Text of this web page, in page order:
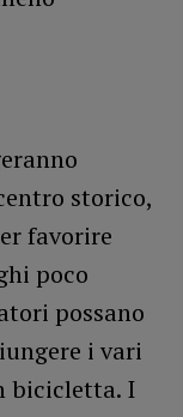
storico,
favorire
poco
possano
i vari
bicicletta. I